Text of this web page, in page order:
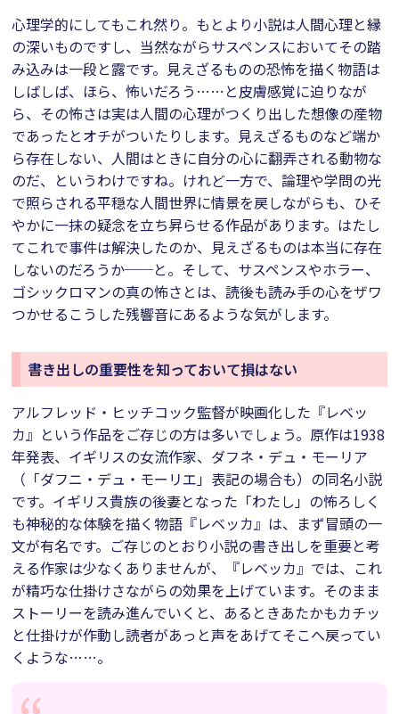
心理学的にしてもこれ然り。もとより小説は人間心理と縁
の深いものですし、当然ながらサスペンスにおいてその踏
み込みは一段と露です。見えざるものの恐怖を描く物語は
しばしば、ほら、怖いだろう……と皮膚感覚に迫りなが
ら、その怖さは実は人間の心理がつくり出した想像の産物
であったとオチがついたりします。見えざるものなど端か
ら存在しない、人間はときに自分の心に翻弄される動物な
のだ、というわけですね。けれど一方で、論理や学問の光
で照らされる平穏な人間世界に情景を戻しながらも、ひそ
やかに一抹の疑念を立ち昇らせる作品があります。はたし
てこれで事件は解決したのか、見えざるものは本当に存在
しないのだろうか──と。そして、サスペンスやホラー、
ゴシックロマンの真の怖さとは、読後も読み手の心をザワ
つかせるこうした残響音にあるような気がします。
書き出しの重要性を知っておいて損はない
アルフレッド・ヒッチコック監督が映画化した『レベッ
カ』という作品をご存じの方は多いでしょう。原作は1938
年発表、イギリスの女流作家、ダフネ・デュ・モーリア
（「ダフニ・デュ・モーリエ」表記の場合も）の同名小説
です。イギリス貴族の後妻となった「わたし」の怖ろしく
も神秘的な体験を描く物語『レベッカ』は、まず冒頭の一
文が有名です。ご存じのとおり小説の書き出しを重要と考
える作家は少なくありませんが、『レベッカ』では、これ
が精巧な仕掛けさながらの効果を上げています。そのまま
ストーリーを読み進んでいくと、あるときあたかもカチッ
と仕掛けが作動し読者があっと声をあげてそこへ戻ってい
くような……。